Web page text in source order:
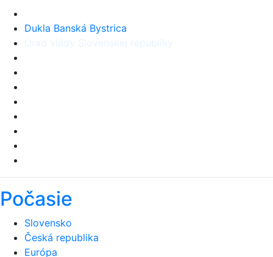
Dukla Banská Bystrica
Úrad vlády Slovenskej republiky
Počasie
Slovensko
Česká republika
Európa